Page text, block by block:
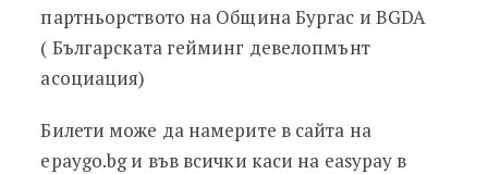
партньорството на Община Бургас и BGDA
( Българската гейминг девелопмънт
асоциация)
Билети може да намерите в сайта на
epaygo.bg и във всички каси на easypay в